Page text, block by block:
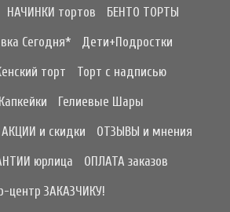
НАЧИНКИ тортов
БЕНТО ТОРТЫ
Сегодня*
Дети+Подростки
торт
Торт с надписью
Капкейки
Гелиевые Шары
АКЦИИ и скидки
ОТЗЫВЫ и мнения
юрлица
ОПЛАТА заказов
центр ЗАКАЗЧИКУ!